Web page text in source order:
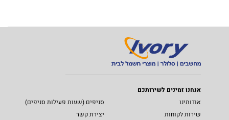
אנחנו זמינים לשירותכם
אודותינו
סניפים (שעות פעילות סניפים)
שירות לקוחות
יצירת קשר